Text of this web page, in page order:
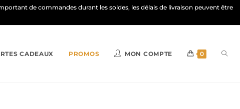
de commandes durant les soldes, les délais de livraison peuvent être
CADEAUX PROMOS MON COMPTE 0